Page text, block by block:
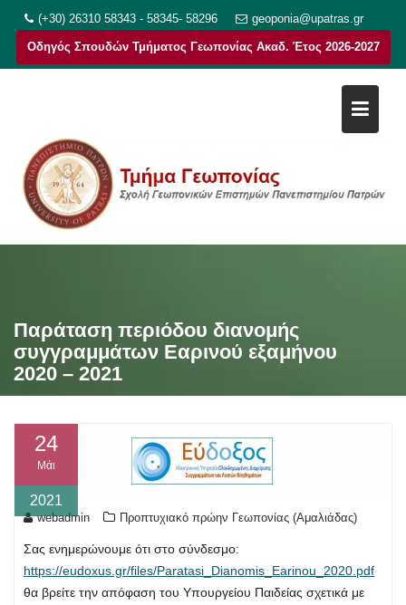
στο
περιεχόμενο
(+30) 26310 58343 - 58345- 58296 geoponia@upatras.gr
Οδηγός Σπουδών Τμήματος Γεωπονίας Ακαδ. Έτος 2026-2027
Παράταση περιόδου διανομής
συγγραμμάτων Εαρινού εξαμήνου
2020 – 2021
24
Μάι
2021
webadmin Προπτυχιακό πρώην Γεωπονίας (Αμαλιάδας)
Σας ενημερώνουμε ότι στο σύνδεσμο:
https://eudoxus.gr/files/Paratasi_Dianomis_Earinou_2020.pdf
θα βρείτε την απόφαση του Υπουργείου Παιδείας σχετικά με